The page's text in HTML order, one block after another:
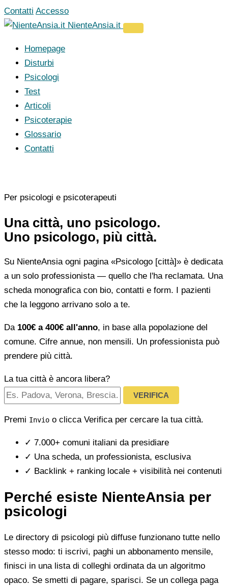
Vai
al
Contatti Accesso
NienteAnsia.it
Homepage
Disturbi
Psicologi
Test
Articoli
Psicoterapie
Glossario
Contatti
Per psicologi e psicoterapeuti
Una città, uno psicologo.
Uno psicologo, più città.
Su NienteAnsia ogni pagina «Psicologo [città]» è dedicata
a un solo professionista — quello che l'ha reclamata. Una
scheda monografica con bio, contatti e form. I pazienti
che la leggono arrivano solo a te.
Da 100€ a 400€ all'anno, in base alla popolazione del
comune. Cifre annue, non mensili. Un professionista può
prendere più città.
La tua città è ancora libera?
VERIFICA
Premi Invio o clicca Verifica per cercare la tua città.
✓ 7.000+ comuni italiani da presidiare
✓ Una scheda, un professionista, esclusiva
✓ Backlink + ranking locale + visibilità nei contenuti
Perché esiste NienteAnsia per
psicologi
Le directory di psicologi più diffuse funzionano tutte nello
stesso modo: ti iscrivi, paghi un abbonamento mensile,
finisci in una lista di colleghi ordinata da un algoritmo
opaco. Se smetti di pagare, sparisci. Se un collega paga